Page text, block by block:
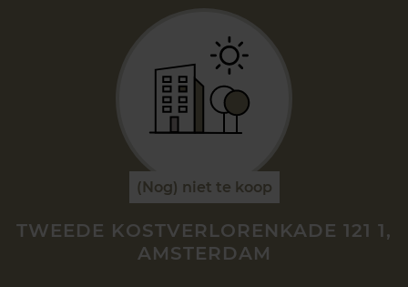
(Nog) niet te koop
TWEEDE KOSTVERLORENKADE 121 1,
AMSTERDAM